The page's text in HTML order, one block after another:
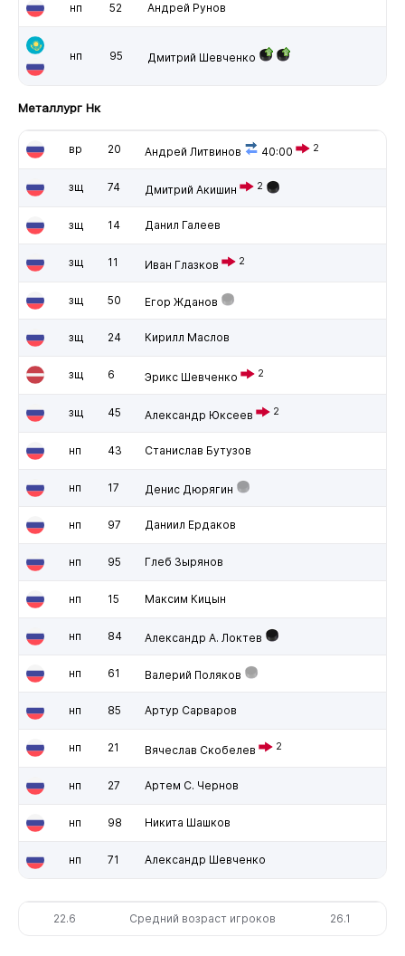
нп 52 Андрей Рунов
нп 95 Дмитрий Шевченко
Металлург Нк
вр 20 Андрей Литвинов 40:00 2
зщ 74 Дмитрий Акишин 2
зщ 14 Данил Галеев
зщ 11 Иван Глазков 2
зщ 50 Егор Жданов
зщ 24 Кирилл Маслов
зщ 6 Эрикс Шевченко 2
зщ 45 Александр Юксеев 2
нп 43 Станислав Бутузов
нп 17 Денис Дюрягин
нп 97 Даниил Ердаков
нп 95 Глеб Зырянов
нп 15 Максим Кицын
нп 84 Александр А. Локтев
нп 61 Валерий Поляков
нп 85 Артур Сарваров
нп 21 Вячеслав Скобелев 2
нп 27 Артем С. Чернов
нп 98 Никита Шашков
нп 71 Александр Шевченко
22.6 Средний возраст игроков 26.1